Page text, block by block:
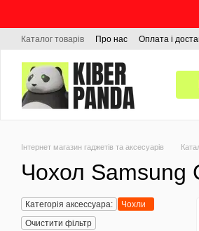
Каталог товарів Про нас Оплата і
Інтернет магазин гаджетів та аксесуарів
Чохол Samsung
Категорія аксессуара:
Чохли
Очистити фільтр